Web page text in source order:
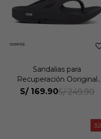
Sandalias para
Recuperación Ooriginal
Unisex
S/ 169.90S/ 249.90
32